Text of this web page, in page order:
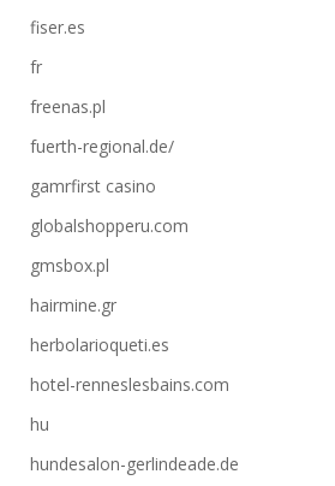
fiser.es
fr
freenas.pl
fuerth-regional.de/
gamrfirst casino
globalshopperu.com
gmsbox.pl
hairmine.gr
herbolarioqueti.es
hotel-renneslesbains.com
hu
hundesalon-gerlindeade.de